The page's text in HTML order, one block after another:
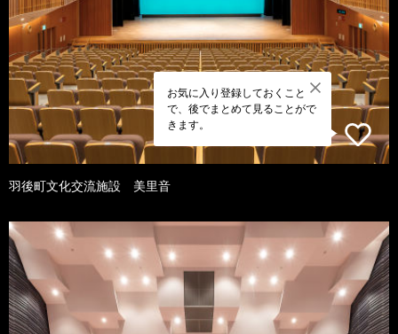
お気に入り登録しておくこと
で、後でまとめて見ることがで
きます。
羽後町文化交流施設 美里音